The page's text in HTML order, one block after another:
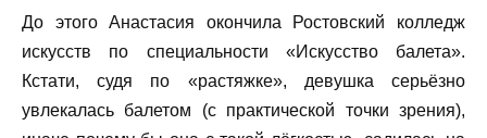
До этого Анастасия окончила Ростовский колледж
искусств по специальности «Искусство балета».
Кстати, судя по «растяжке», девушка серьёзно
увлекалась балетом (с практической точки зрения),